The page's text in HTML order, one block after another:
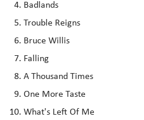
Badlands
Trouble Reigns
Bruce Willis
Falling
A Thousand Times
One More Taste
What's Left Of Me